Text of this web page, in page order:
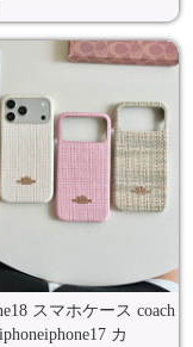
スマホケース coach
カ